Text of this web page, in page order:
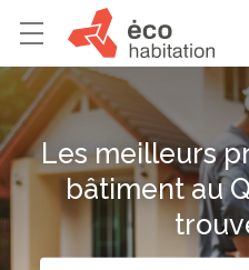
Les meilleurs
bâtiment au